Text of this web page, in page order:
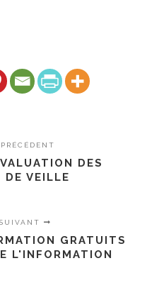
DES
DE VEILLE
GRATUITS
L'INFORMATION